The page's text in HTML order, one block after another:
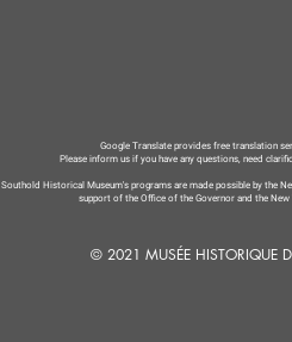
Google Translate provides free translation
Please inform us if you have any questions, need
Southold Historical Museum's programs are made possible by the
support of the Office of the Governor and the New
© 2021 MUSÉE HISTORIQUE